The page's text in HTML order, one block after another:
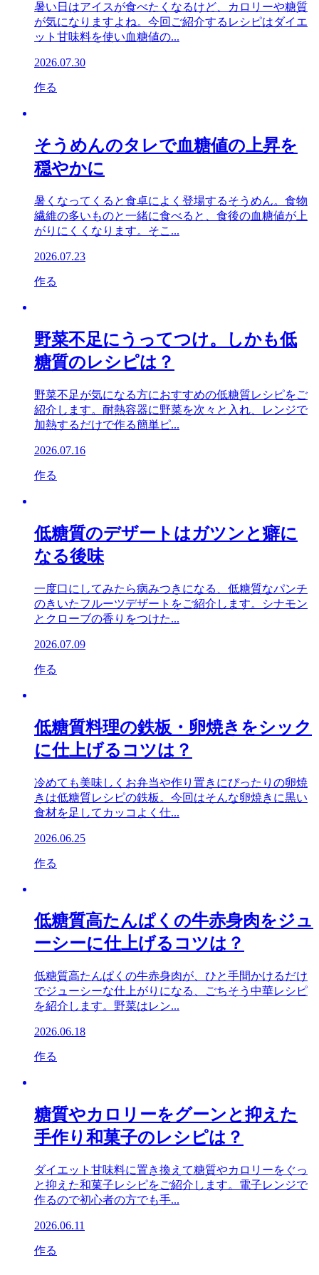
暑い日はアイスが食べたくなるけど、カロリーや糖質
が気になりますよね。今回ご紹介するレシピはダイエ
ット甘味料を使い血糖値の...
2026.07.30
作る
そうめんのタレで血糖値の上昇を
穏やかに
暑くなってくると食卓によく登場するそうめん。食物
繊維の多いものと一緒に食べると、食後の血糖値が上
がりにくくなります。そこ...
2026.07.23
作る
野菜不足にうってつけ。しかも低
糖質のレシピは？
野菜不足が気になる方におすすめの低糖質レシピをご
紹介します。耐熱容器に野菜を次々と入れ、レンジで
加熱するだけで作る簡単ピ...
2026.07.16
作る
低糖質のデザートはガツンと癖に
なる後味
一度口にしてみたら病みつきになる、低糖質なパンチ
のきいたフルーツデザートをご紹介します。シナモン
とクローブの香りをつけた...
2026.07.09
作る
低糖質料理の鉄板・卵焼きをシック
に仕上げるコツは？
冷めても美味しくお弁当や作り置きにぴったりの卵焼
きは低糖質レシピの鉄板。今回はそんな卵焼きに黒い
食材を足してカッコよく仕...
2026.06.25
作る
低糖質高たんぱくの牛赤身肉をジュ
ーシーに仕上げるコツは？
低糖質高たんぱくの牛赤身肉が、ひと手間かけるだけ
でジューシーな仕上がりになる、ごちそう中華レシピ
を紹介します。野菜はレン...
2026.06.18
作る
糖質やカロリーをグーンと抑えた
手作り和菓子のレシピは？
ダイエット甘味料に置き換えて糖質やカロリーをぐっ
と抑えた和菓子レシピをご紹介します。電子レンジで
作るので初心者の方でも手...
2026.06.11
作る